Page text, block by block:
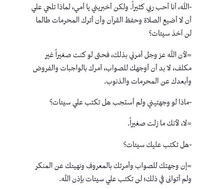
-الله، أنا أحب ربي كثيراً. ولكن أخبريني يا أمي، لماذا تلحي علي
أن لا أضيع الصلاة وحفظ القرآن وأن أترك المحرمات طالما
لن آخذ سيئات؟
=لأن الله عز وجل أمرني بذلك، فحتى لو كنت صغيراً غير
مكلف، لا بد أن أوجهك للصواب، آمرك بالواجبات والفروض
وأبعدك عن المحرمات والذنوب.
-ماذا لو وجهتيني ولم أستجب هل تكتب علي سيئات؟
=لا، لأنك ما زلت صغيراً.
-هل تكتب عليك سيئات؟
=إن وجهتك للصواب وأمرتك بالمعروف ونهيتك عن المنكر
ولم أتوانى في ذلك؛ لن تكتب علي سيئات بإذن الله.